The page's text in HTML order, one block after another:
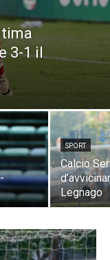
3-1 il
SPORT
Calcio
Legnago